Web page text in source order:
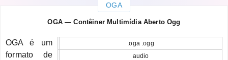
OGA
OGA — Contêiner Multimídia Aberto Ogg
.oga .ogg
audio
OGA é um
formato de